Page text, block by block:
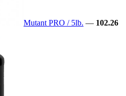
Mutant PRO / 5lb. — 102.26